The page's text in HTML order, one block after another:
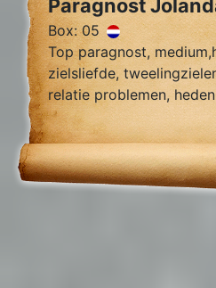
Paragnost
Box: 05
Top paragnost,
zielsliefde,
relatie problemen,
foto reading.